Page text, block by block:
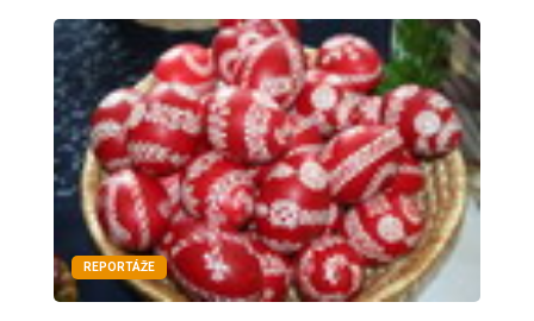
REPORTÁŽE